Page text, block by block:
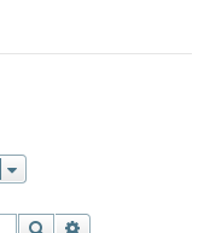
Поиск